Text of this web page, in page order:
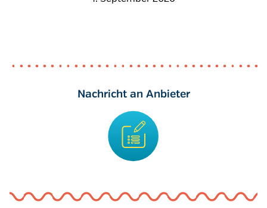
Nachricht an Anbieter